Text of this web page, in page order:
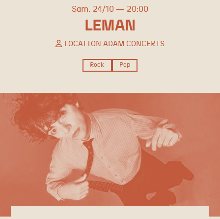
samedi
Sam. 24/octobre
10 20:00
LEMAN
LOCATION ADAM CONCERTS
Rock Pop